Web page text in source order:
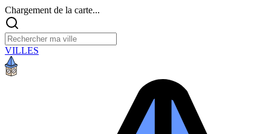
Chargement de la carte...
VILLES